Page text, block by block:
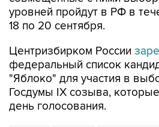
Центризбирком России
"Яблоко" для участия в
Госдумы IX созыва,
день голосования.
Яблоко Госдума Верховный